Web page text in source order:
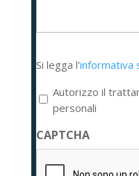
legga
l'informativa
sulla
privacy
*
Si legga l'informativa
Autorizzo il
personali
CAPTCHA